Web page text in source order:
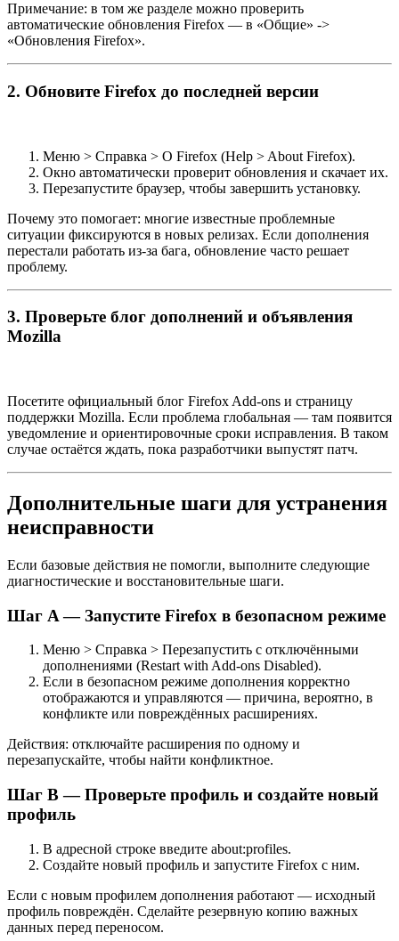
Примечание: в том же разделе можно проверить
автоматические обновления Firefox — в «Общие» ->
«Обновления Firefox».
2. Обновите Firefox до последней версии
Меню > Справка > О Firefox (Help > About Firefox).
Окно автоматически проверит обновления и скачает их.
Перезапустите браузер, чтобы завершить установку.
Почему это помогает: многие известные проблемные
ситуации фиксируются в новых релизах. Если дополнения
перестали работать из-за бага, обновление часто решает
проблему.
3. Проверьте блог дополнений и объявления
Mozilla
Посетите официальный блог Firefox Add-ons и страницу
поддержки Mozilla. Если проблема глобальная — там появится
уведомление и ориентировочные сроки исправления. В таком
случае остаётся ждать, пока разработчики выпустят патч.
Дополнительные шаги для устранения
неисправности
Если базовые действия не помогли, выполните следующие
диагностические и восстановительные шаги.
Шаг A — Запустите Firefox в безопасном режиме
Меню > Справка > Перезапустить с отключёнными
дополнениями (Restart with Add-ons Disabled).
Если в безопасном режиме дополнения корректно
отображаются и управляются — причина, вероятно, в
конфликте или повреждённых расширениях.
Действия: отключайте расширения по одному и
перезапускайте, чтобы найти конфликтное.
Шаг B — Проверьте профиль и создайте новый
профиль
В адресной строке введите about:profiles.
Создайте новый профиль и запустите Firefox с ним.
Если с новым профилем дополнения работают — исходный
профиль повреждён. Сделайте резервную копию важных
данных перед переносом.